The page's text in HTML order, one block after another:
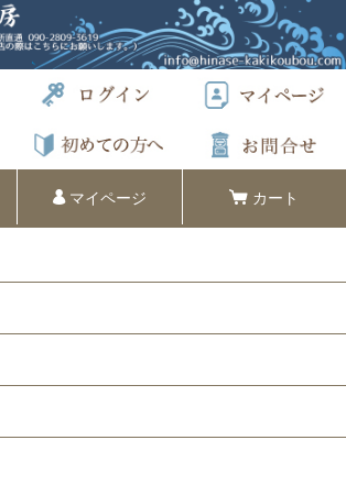
マイページ カート